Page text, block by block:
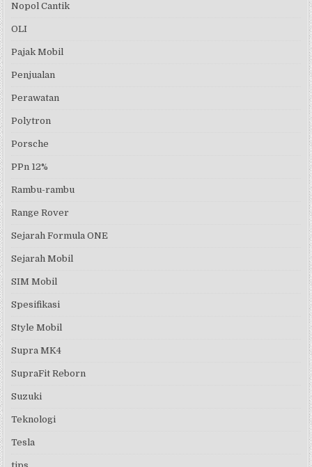
Nopol Cantik
OLI
Pajak Mobil
Penjualan
Perawatan
Polytron
Porsche
PPn 12%
Rambu-rambu
Range Rover
Sejarah Formula ONE
Sejarah Mobil
SIM Mobil
Spesifikasi
Style Mobil
Supra MK4
SupraFit Reborn
Suzuki
Teknologi
Tesla